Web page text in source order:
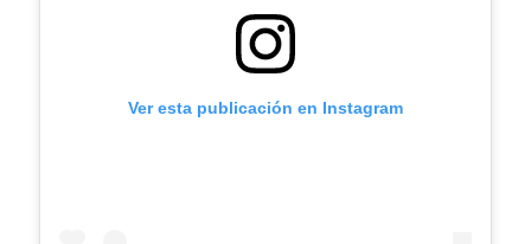
Ver esta publicación en Instagram